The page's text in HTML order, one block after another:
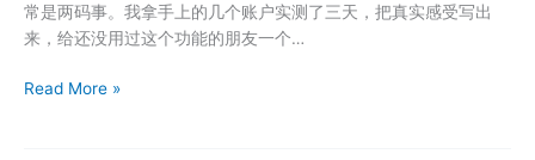
没
准
好
常是两码事。我拿手上的几个账户实测了三天，把真实感受写出
来，给还没用过这个功能的朋友一个…
小
Read More »